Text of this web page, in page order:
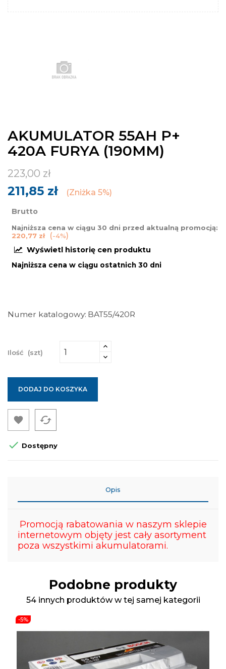
AKUMULATOR 55AH P+
420A FURYA (190MM)
223,00 zł
211,85 zł Zniżka 5%
Brutto
Najniższa cena w ciągu 30 dni przed aktualną promocją:
220,77 zł
-4%
Wyświetl historię cen produktu
Najniższa cena w ciągu ostatnich 30 dni
Numer katalogowy BAT55/420R
Ilość (szt)
DODAJ DO KOSZYKA
 cached
 Dostępny
Opis
Promocją rabatowania w naszym sklepie
internetowym objęty jest cały asortyment
poza wszystkimi akumulatorami.
Podobne produkty
54 innych produktów w tej samej kategorii
-5%